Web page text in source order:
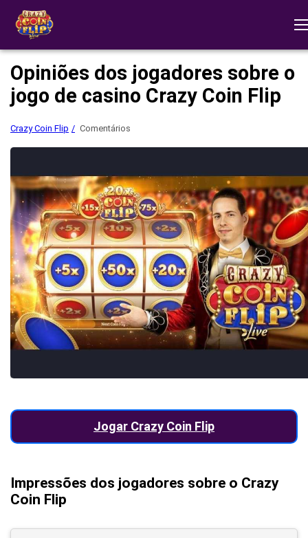
Opiniões dos jogadores sobre o
jogo de casino Crazy Coin Flip
Crazy Coin Flip Comentários
Jogar Crazy Coin Flip
Impressões dos jogadores sobre o Crazy
Coin Flip